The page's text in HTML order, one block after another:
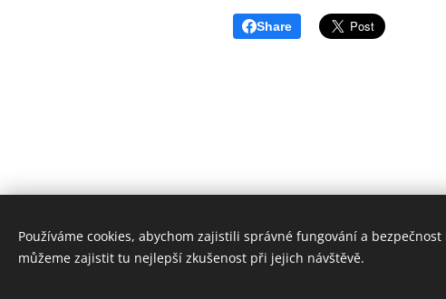
Share
Používáme cookies, abychom zajistili správné fungování a
můžeme zajistit tu nejlepší zkušenost při jejich návštěvě.